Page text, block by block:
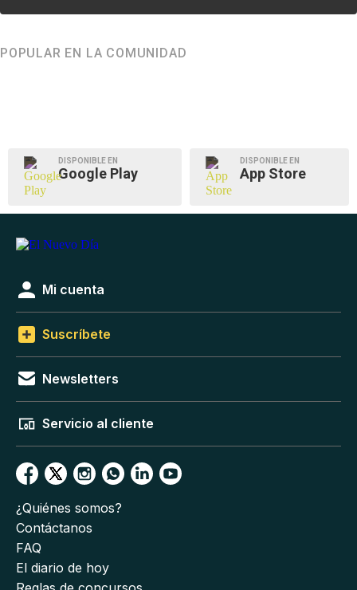
POPULAR EN LA COMUNIDAD
DISPONIBLE EN
Google Play
DISPONIBLE EN
App Store
Mi cuenta
Suscríbete
Newsletters
Servicio al cliente
¿Quiénes somos?
Contáctanos
FAQ
El diario de hoy